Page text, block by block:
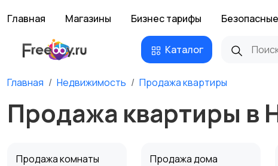
Главная Магазины Бизнес тарифы
Каталог
Главная Недвижимость Продажа квартиры
Продажа квартиры в
Продажа комнаты Продажа дома